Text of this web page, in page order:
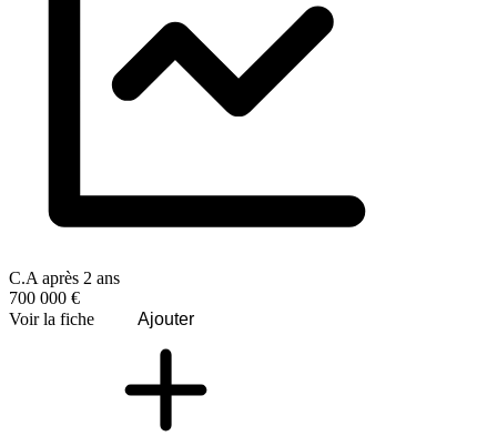
C.A après 2 ans
700 000 €
Voir la fiche
Ajouter